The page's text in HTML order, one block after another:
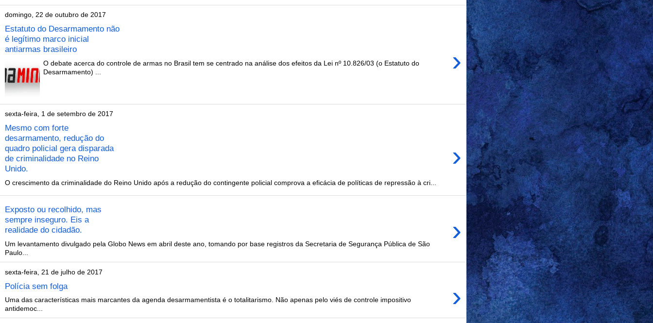
domingo, 22 de outubro de 2017
Estatuto do Desarmamento não
é legítimo marco inicial
antiarmas brasileiro
›
O debate acerca do controle de armas no Brasil tem se centrado na análise dos efeitos da Lei nº 10.826/03 (o Estatuto do
Desarmamento) ...
sexta-feira, 1 de setembro de 2017
Mesmo com forte
desarmamento, redução do
quadro policial gera disparada
de criminalidade no Reino
Unido.
›
O crescimento da criminalidade do Reino Unido após a redução do contingente policial comprova a eficácia de políticas de repressão à cri...
Exposto ou recolhido, mas
sempre inseguro. Eis a
realidade do cidadão.
›
Um levantamento divulgado pela Globo News em abril deste ano, tomando por base registros da Secretaria de Segurança Pública de São
Paulo...
sexta-feira, 21 de julho de 2017
Polícia sem folga ›
Uma das características mais marcantes da agenda desarmamentista é o totalitarismo. Não apenas pelo viés de controle impositivo
antidemoc...